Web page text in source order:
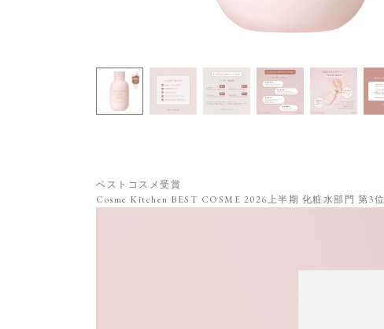
ベストコスメ受賞
Cosme Kitchen BEST COSME 2026上半期 化粧水部門 第3位